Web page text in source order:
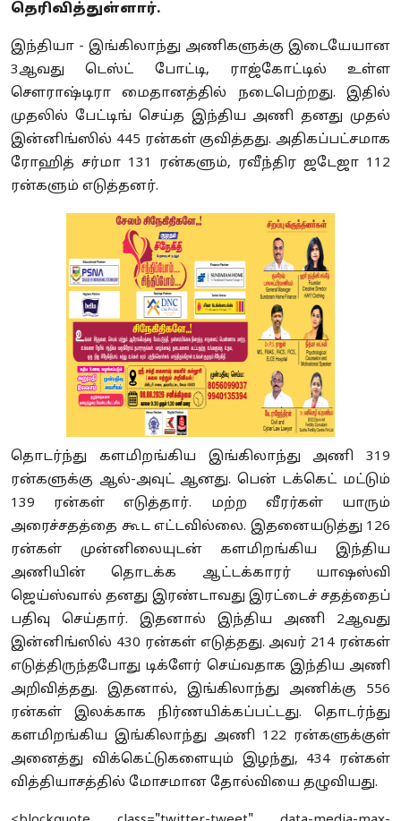
தெரிவித்துள்ளார்.
இந்தியா - இங்கிலாந்து அணிகளுக்கு இடையேயான
3ஆவது டெஸ்ட் போட்டி, ராஜ்கோட்டில் உள்ள
சௌராஷ்டிரா மைதானத்தில் நடைபெற்றது. இதில்
முதலில் பேட்டிங் செய்த இந்திய அணி தனது முதல்
இன்னிங்ஸில் 445 ரன்கள் குவித்தது. அதிகப்பட்சமாக
ரோஹித் சர்மா 131 ரன்களும், ரவீந்திர ஜடேஜா 112
ரன்களும் எடுத்தனர்.
தொடர்ந்து களமிறங்கிய இங்கிலாந்து அணி 319
ரன்களுக்கு ஆல்-அவுட் ஆனது. பென் டக்கெட் மட்டும்
139 ரன்கள் எடுத்தார். மற்ற வீரர்கள் யாரும்
அரைச்சதத்தை கூட எட்டவில்லை. இதனையடுத்து 126
ரன்கள் முன்னிலையுடன் களமிறங்கிய இந்திய
அணியின் தொடக்க ஆட்டக்காரர் யாஷஸ்வி
ஜெய்ஸ்வால் தனது இரண்டாவது இரட்டைச் சதத்தைப்
பதிவு செய்தார். இதனால் இந்திய அணி 2ஆவது
இன்னிங்ஸில் 430 ரன்கள் எடுத்தது. அவர் 214 ரன்கள்
எடுத்திருந்தபோது டிக்ளேர் செய்வதாக இந்திய அணி
அறிவித்தது. இதனால், இங்கிலாந்து அணிக்கு 556
ரன்கள் இலக்காக நிர்ணயிக்கப்பட்டது. தொடர்ந்து
களமிறங்கிய இங்கிலாந்து அணி 122 ரன்களுக்குள்
அனைத்து விக்கெட்டுகளையும் இழந்து, 434 ரன்கள்
வித்தியாசத்தில் மோசமான தோல்வியை தழுவியது.